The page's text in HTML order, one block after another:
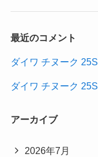
最近のコメント
ダイワ チヌーク 25S
ダイワ チヌーク 25S
アーカイブ
2026年7月